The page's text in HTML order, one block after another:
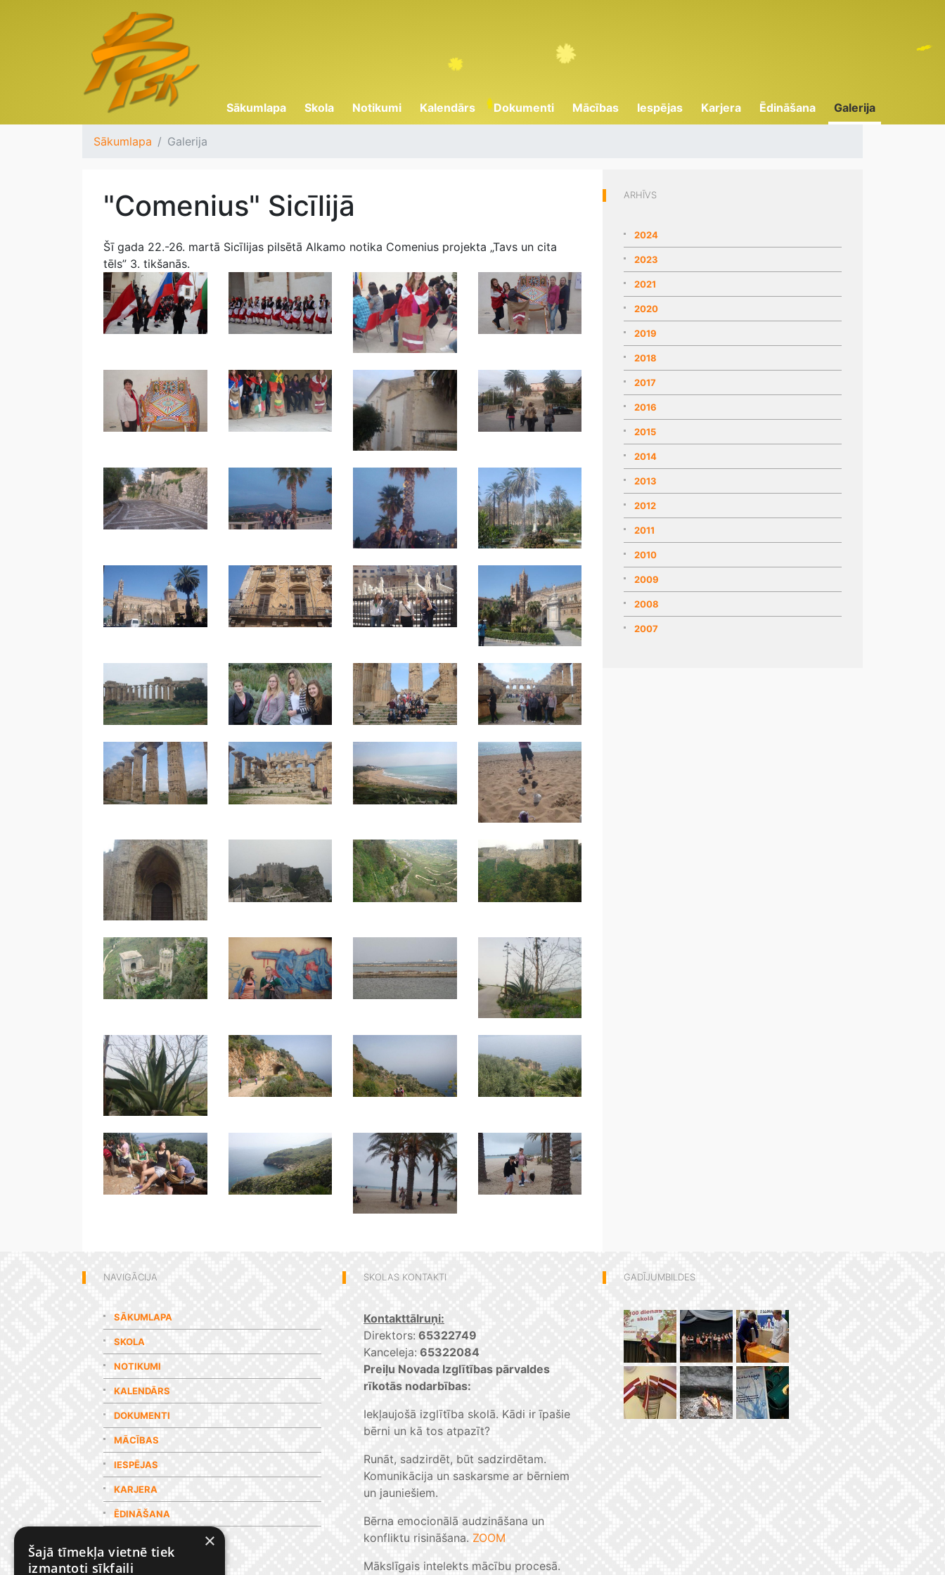
Sākumlapa Skola Notikumi Kalendārs Dokumenti Mācības Iespējas Karjera Ēdināšana Galerija
Sākumlapa Galerija
"Comenius" Sicīlijā
Šī gada 22.-26. martā Sicīlijas pilsētā Alkamo notika Comenius projekta „Tavs un cita
tēls” 3. tikšanās.
ARHĪVS
2024
2023
2021
2020
2019
2018
2017
2016
2015
2014
2013
2012
2011
2010
2009
2008
2007
NAVIGĀCIJA
SĀKUMLAPA
SKOLA
NOTIKUMI
KALENDĀRS
DOKUMENTI
MĀCĪBAS
IESPĒJAS
KARJERA
ĒDINĀŠANA
SKOLAS KONTAKTI
Kontakttālruņi:
Direktors: 65322749
Kanceleja: 65322084
Preiļu Novada Izglītības pārvaldes
rīkotās nodarbības:
Iekļaujošā izglītība skolā. Kādi ir īpašie
bērni un kā tos atpazīt?
Runāt, sadzirdēt, būt sadzirdētam.
Komunikācija un saskarsme ar bērniem
un jauniešiem.
Bērna emocionālā audzināšana un
konfliktu risināšana. ZOOM
Mākslīgais intelekts mācību procesā.
GADĪJUMBILDES
×
Šajā tīmekļa vietnē tiek
izmantoti sīkfaili